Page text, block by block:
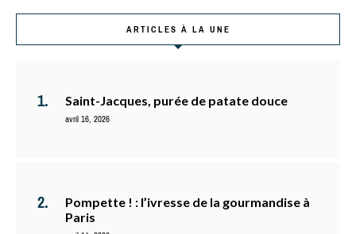
ARTICLES À LA UNE
Saint-Jacques, purée de patate douce
avril 16, 2026
Pompette ! : l’ivresse de la gourmandise à
Paris